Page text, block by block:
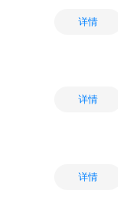
详情
详情
详情